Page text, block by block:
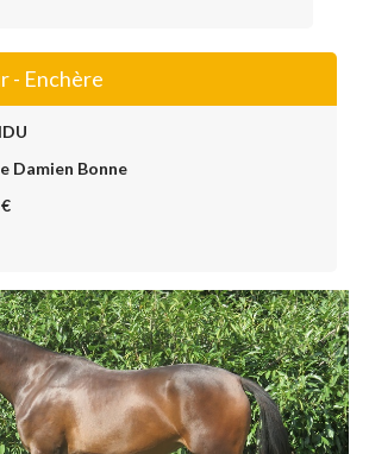
- Enchère
Damien Bonne